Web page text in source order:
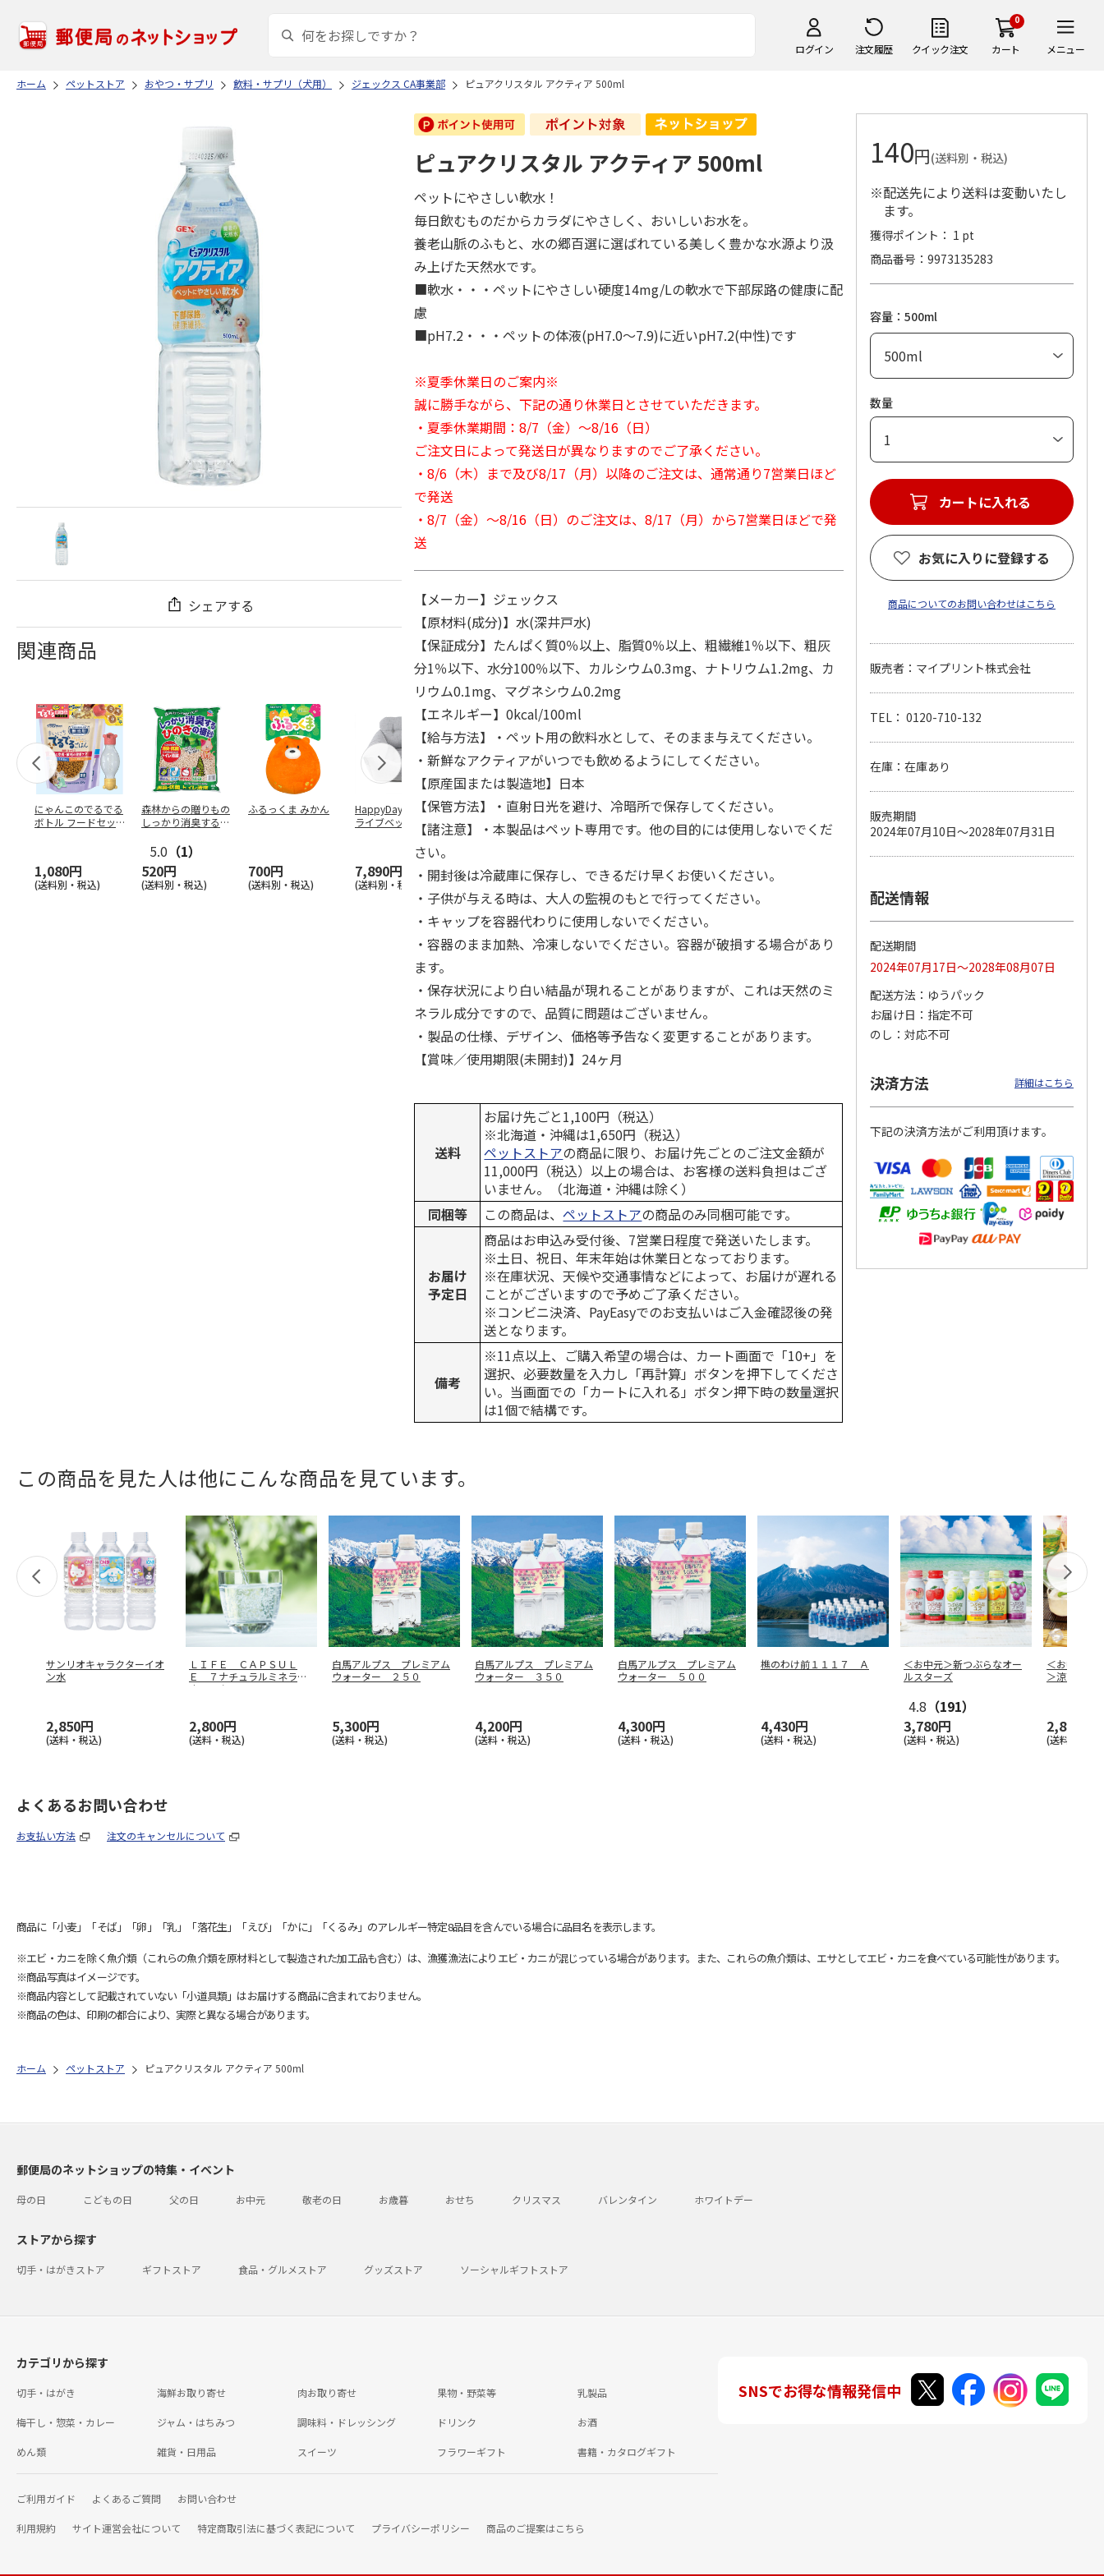
ログイン 注文履歴 クイック注文
0
カート メニュー
ホーム ペットストア おやつ・サプリ 飲料・サプリ（犬用） ジェックス CA事業部 ピュアクリスタル アクティア 500ml
シェアする
関連商品
にゃんこのでるでる
ボトル フードセッ
1,080円
(送料別・税込)
森林からの贈りもの
しっかり消臭するひ
5.0 （1）
520円
(送料別・税込)
ふるっくま みかん
700円
(送料別・税込)
HappyDays 2wayド
ライブベッド グレ
7,890円
(送料別・税込)
獣医師開発 ニオイ
をとる砂専用 猫ト
イレ ナチュラルグ
1,550円
(送料別・税込)
デオトイレ 飛び散
らない消臭・抗菌サ
ンド 4L
1,320円
(送料別・税込)
銀のスプーン パウ
チ 健康に育つ子ね
こ用 まぐろ・かつ
120円
(送料別・税込)
ムデンタルコーン
ぐるぐるボーン型 S
ペット線香 虹のか
なた フルーティフ
ローラルの香り
えBOX とりささ
ピュアクリスタル アクティア 500ml
ペットにやさしい軟水！
毎日飲むものだからカラダにやさしく、おいしいお水を。
養老山脈のふもと、水の郷百選に選ばれている美しく豊かな水源より汲
み上げた天然水です。
■軟水・・・ペットにやさしい硬度14mg/Lの軟水で下部尿路の健康に配
慮
■pH7.2・・・ペットの体液(pH7.0～7.9)に近いpH7.2(中性)です
※夏季休業日のご案内※
誠に勝手ながら、下記の通り休業日とさせていただきます。
・夏季休業期間：8/7（金）～8/16（日）
ご注文日によって発送日が異なりますのでご了承ください。
・8/6（木）まで及び8/17（月）以降のご注文は、通常通り7営業日ほど
で発送
・8/7（金）～8/16（日）のご注文は、8/17（月）から7営業日ほどで発
送
【メーカー】ジェックス
【原材料(成分)】水(深井戸水)
【保証成分】たんぱく質0％以上、脂質0％以上、粗繊維1％以下、粗灰
分1％以下、水分100％以下、カルシウム0.3mg、ナトリウム1.2mg、カ
リウム0.1mg、マグネシウム0.2mg
【エネルギー】0kcal/100ml
【給与方法】・ペット用の飲料水として、そのまま与えてください。
・新鮮なアクティアがいつでも飲めるようにしてください。
【原産国または製造地】日本
【保管方法】・直射日光を避け、冷暗所で保存してください。
【諸注意】・本製品はペット専用です。他の目的には使用しないでくだ
さい。
・開封後は冷蔵庫に保存し、できるだけ早くお使いください。
・子供が与える時は、大人の監視のもとで行ってください。
・キャップを容器代わりに使用しないでください。
・容器のまま加熱、冷凍しないでください。容器が破損する場合があり
ます。
・保存状況により白い結晶が現れることがありますが、これは天然のミ
ネラル成分ですので、品質に問題はございません。
・製品の仕様、デザイン、価格等予告なく変更することがあります。
【賞味／使用期限(未開封)】24ヶ月
送料
お届け先ごと1,100円（税込）
※北海道・沖縄は1,650円（税込）
ペットストアの商品に限り、お届け先ごとのご注文金額が
11,000円（税込）以上の場合は、お客様の送料負担はござ
いません。（北海道・沖縄は除く）
同梱等
この商品は、ペットストアの商品のみ同梱可能です。
お届け
予定日
商品はお申込み受付後、7営業日程度で発送いたします。
※土日、祝日、年末年始は休業日となっております。
※在庫状況、天候や交通事情などによって、お届けが遅れる
ことがございますので予めご了承ください。
※コンビニ決済、PayEasyでのお支払いはご入金確認後の発
送となります。
備考
※11点以上、ご購入希望の場合は、カート画面で「10+」を
選択、必要数量を入力し「再計算」ボタンを押下してくださ
い。当画面での「カートに入れる」ボタン押下時の数量選択
は1個で結構です。
140円(送料別・税込)
※配送先により送料は変動いたし
ます。
獲得ポイント： 1 pt
商品番号
9973135283
容量：500ml
数量
カートに入れる
お気に入りに登録する
商品についてのお問い合わせはこちら
販売者：マイプリント株式会社
TEL： 0120-710-132
在庫：在庫あり
販売期間
2024年07月10日～2028年07月31日
配送情報
配送期間
2024年07月17日～2028年08月07日
配送方法
ゆうパック
お届け日
指定不可
のし
対応不可
決済方法 詳細はこちら
下記の決済方法がご利用頂けます。
この商品を見た人は他にこんな商品を見ています。
サンリオキャラクターイオ
ン水
2,850円
(送料・税込)
ＬＩＦＥ ＣＡＰＳＵＬ
Ｅ ７ナチュラルミネラル
ウォーター
2,800円
(送料・税込)
白馬アルプス プレミアム
ウォーター ２５０
5,300円
(送料・税込)
白馬アルプス プレミアム
ウォーター ３５０
4,200円
(送料・税込)
白馬アルプス プレミアム
ウォーター ５００
4,300円
(送料・税込)
樵のわけ前１１１７ Ａ
4,430円
(送料・税込)
＜お中元＞新つぶらなオー
ルスターズ
4.8 （191）
3,780円
(送料・税込)
＜お中元＞
＞涼菓 Ａ
2,800円
(送料・税込)
よくあるお問い合わせ
お支払い方法 注文のキャンセルについて
商品に「小麦」「そば」「卵」「乳」「落花生」「えび」「かに」「くるみ」のアレルギー特定8品目を含んでいる場合に品目名を表示します。
※エビ・カニを除く魚介類（これらの魚介類を原材料として製造された加工品も含む）は、漁獲漁法によりエビ・カニが混じっている場合があります。また、これらの魚介類は、エサとしてエビ・カニを食べている可能性があります。
※商品写真はイメージです。
※商品内容として記載されていない「小道具類」はお届けする商品に含まれておりません。
※商品の色は、印刷の都合により、実際と異なる場合があります。
ホーム ペットストア ピュアクリスタル アクティア 500ml
郵便局のネットショップの特集・イベント
母の日 こどもの日 父の日 お中元 敬老の日 お歳暮 おせち クリスマス バレンタイン ホワイトデー
ストアから探す
切手・はがきストア ギフトストア 食品・グルメストア グッズストア ソーシャルギフトストア
カテゴリから探す
切手・はがき 海鮮お取り寄せ 肉お取り寄せ 果物・野菜等 乳製品
梅干し・惣菜・カレー ジャム・はちみつ 調味料・ドレッシング ドリンク お酒
めん類 雑貨・日用品 スイーツ フラワーギフト 書籍・カタログギフト
ご利用ガイド よくあるご質問 お問い合わせ
利用規約 サイト運営会社について 特定商取引法に基づく表記について プライバシーポリシー 商品のご提案はこちら
SNSでお得な情報発信中